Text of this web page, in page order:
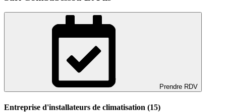
Prendre RDV
Entreprise d'installateurs de climatisation (15)